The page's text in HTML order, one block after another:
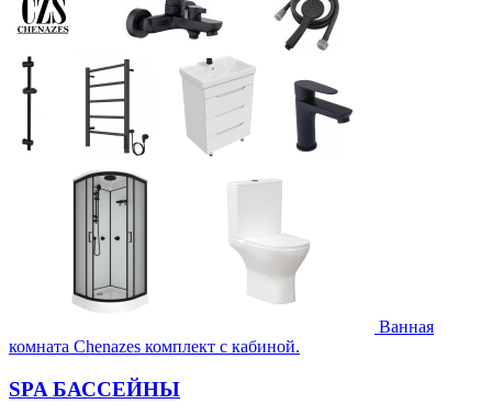
Ванная
комната Chenazes комплект с кабиной.
SPA БАССЕЙНЫ